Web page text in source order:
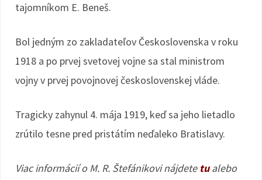
tajomníkom E. Beneš.
Bol jedným zo zakladateľov Československa v roku
1918 a po prvej svetovej vojne sa stal ministrom
vojny v prvej povojnovej československej vláde.
Tragicky zahynul 4. mája 1919, keď sa jeho lietadlo
zrútilo tesne pred pristátím neďaleko Bratislavy.
Viac informácií o M. R. Štefánikovi nájdete tualebo